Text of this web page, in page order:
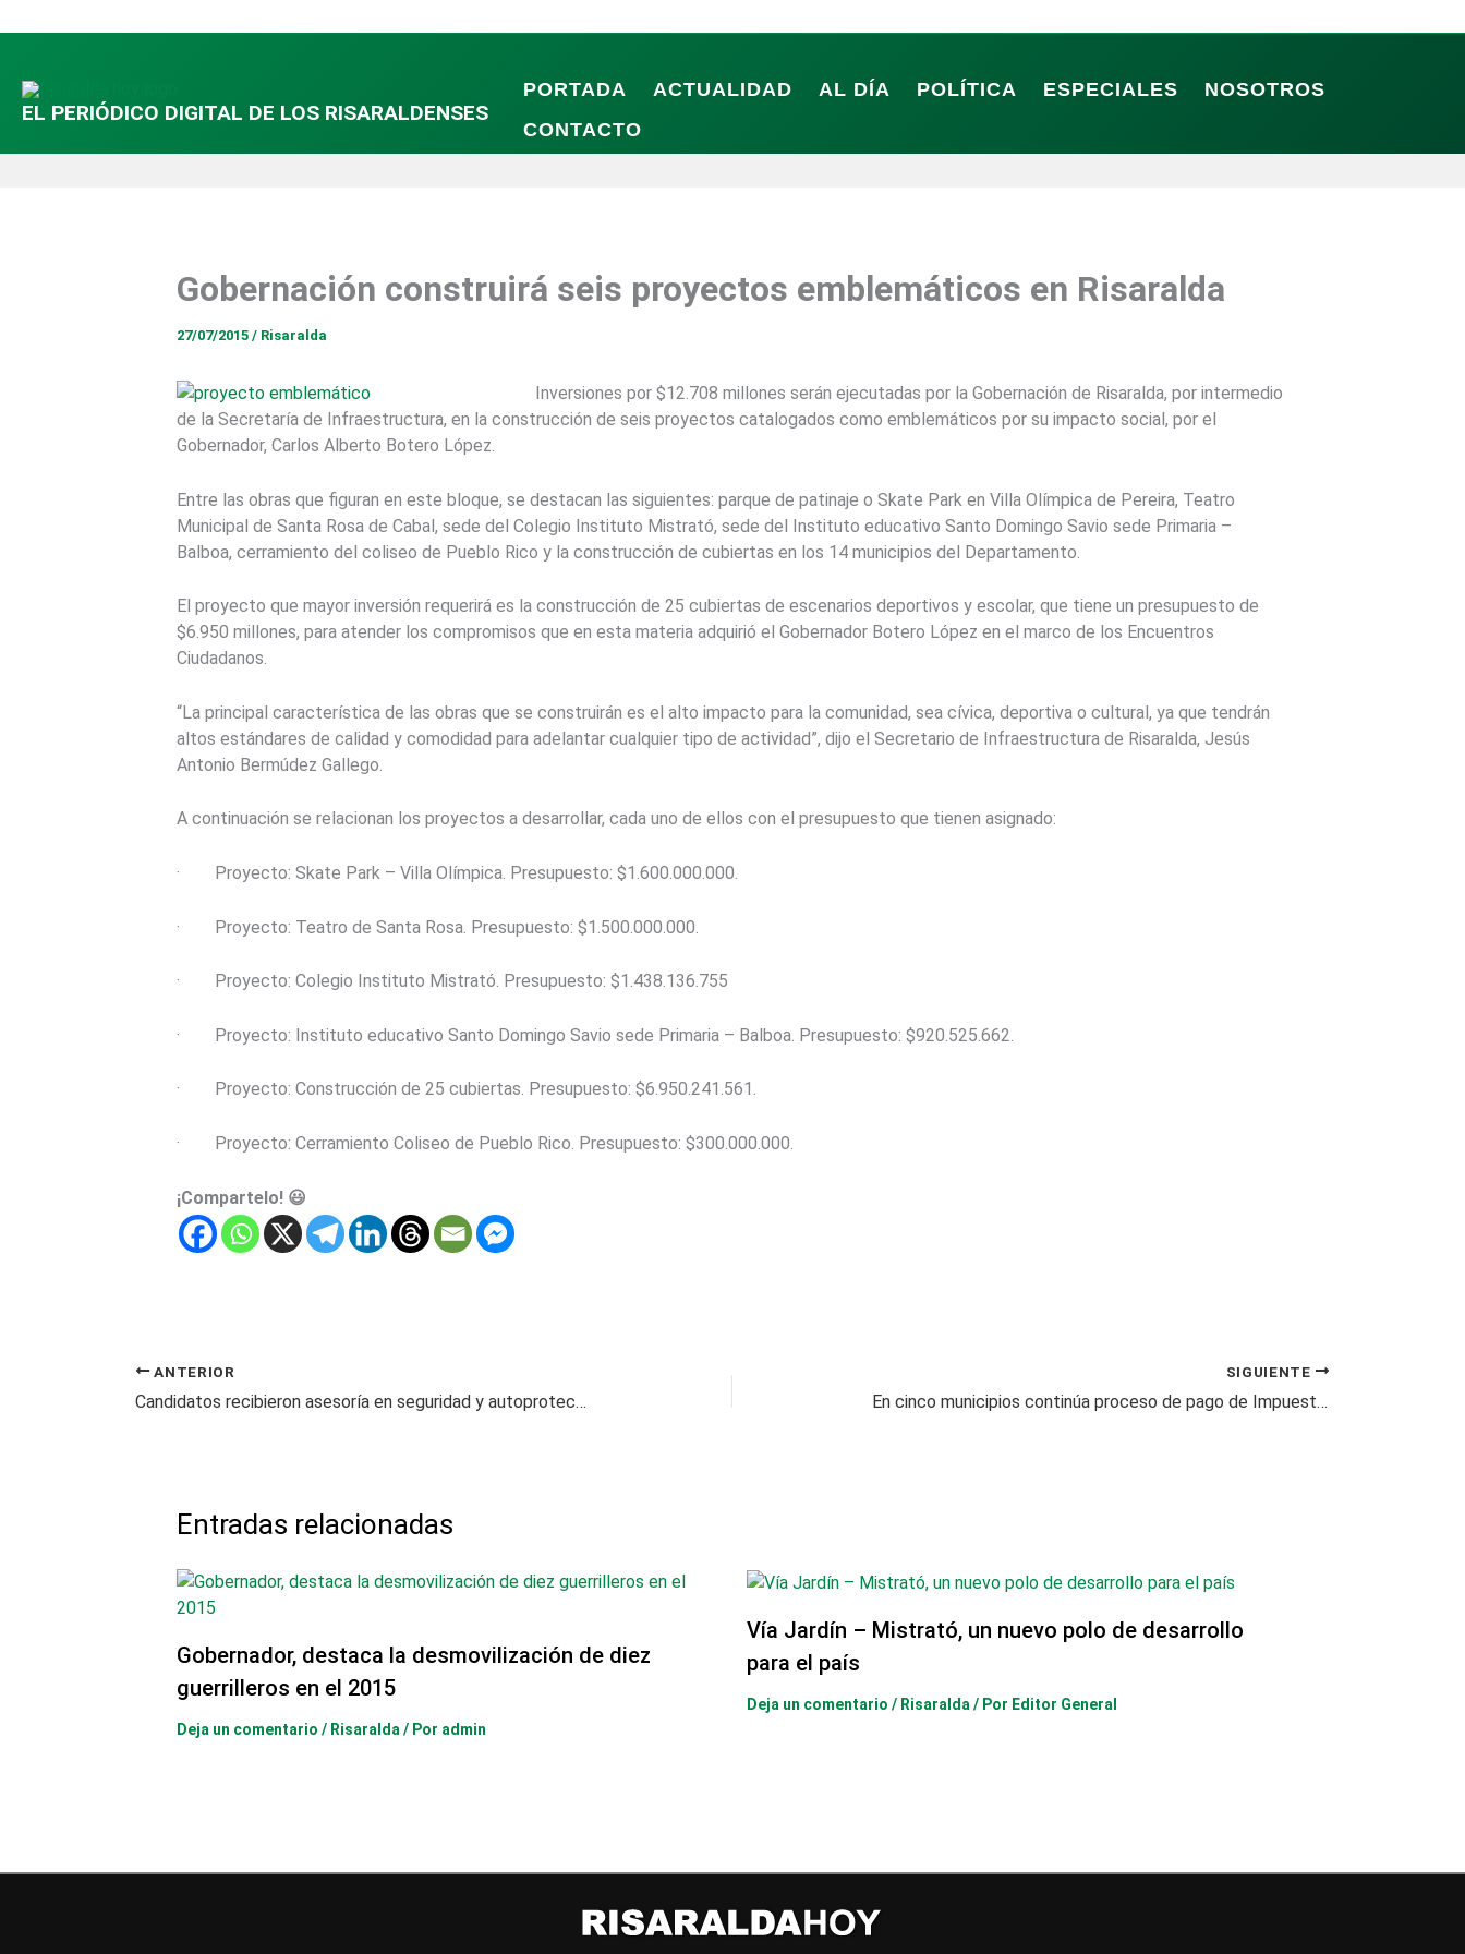
al
EL PERIÓDICO DIGITAL DE LOS RISARALDENSES
PORTADA ACTUALIDAD AL DÍA POLÍTICA ESPECIALES
NOSOTROS
CONTACTO
Gobernación construirá seis proyectos emblemáticos en Risaralda
27/07/2015 / Risaralda
Inversiones por $12.708 millones serán ejecutadas por la Gobernación de Risaralda, por intermedio
de la Secretaría de Infraestructura, en la construcción de seis proyectos catalogados como emblemáticos por su impacto social, por el
Gobernador, Carlos Alberto Botero López.
Entre las obras que figuran en este bloque, se destacan las siguientes: parque de patinaje o Skate Park en Villa Olímpica de Pereira, Teatro
Municipal de Santa Rosa de Cabal, sede del Colegio Instituto Mistrató, sede del Instituto educativo Santo Domingo Savio sede Primaria –
Balboa, cerramiento del coliseo de Pueblo Rico y la construcción de cubiertas en los 14 municipios del Departamento.
El proyecto que mayor inversión requerirá es la construcción de 25 cubiertas de escenarios deportivos y escolar, que tiene un presupuesto de
$6.950 millones, para atender los compromisos que en esta materia adquirió el Gobernador Botero López en el marco de los Encuentros
Ciudadanos.
“La principal característica de las obras que se construirán es el alto impacto para la comunidad, sea cívica, deportiva o cultural, ya que tendrán
altos estándares de calidad y comodidad para adelantar cualquier tipo de actividad”, dijo el Secretario de Infraestructura de Risaralda, Jesús
Antonio Bermúdez Gallego.
A continuación se relacionan los proyectos a desarrollar, cada uno de ellos con el presupuesto que tienen asignado:
· Proyecto: Skate Park – Villa Olímpica. Presupuesto: $1.600.000.000.
· Proyecto: Teatro de Santa Rosa. Presupuesto: $1.500.000.000.
· Proyecto: Colegio Instituto Mistrató. Presupuesto: $1.438.136.755
· Proyecto: Instituto educativo Santo Domingo Savio sede Primaria – Balboa. Presupuesto: $920.525.662.
· Proyecto: Construcción de 25 cubiertas. Presupuesto: $6.950.241.561.
· Proyecto: Cerramiento Coliseo de Pueblo Rico. Presupuesto: $300.000.000.
¡Compartelo! 😃
ANTERIOR
Candidatos recibieron asesoría en seguridad y autoprotección
SIGUIENTE
En cinco municipios continúa proceso de pago de Impuesto de Vehículo
Entradas relacionadas
Gobernador, destaca la desmovilización de diez
guerrilleros en el 2015
Deja un comentario / Risaralda / Por admin
Vía Jardín – Mistrató, un nuevo polo de desarrollo
para el país
Deja un comentario / Risaralda / Por Editor General